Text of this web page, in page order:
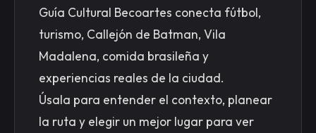
Guía Cultural Becoartes conecta fútbol,
turismo, Callejón de Batman, Vila
Madalena, comida brasileña y
experiencias reales de la ciudad.
Úsala para entender el contexto, planear
la ruta y elegir un mejor lugar para ver